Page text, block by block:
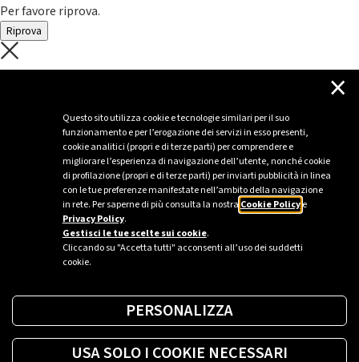
Questo sito utilizza cookie e tecnologie similari per il suo
funzionamento e per l’erogazione dei servizi in esso presenti,
cookie analitici (propri e di terze parti) per comprendere e
migliorare l’esperienza di navigazione dell’utente, nonché cookie
di profilazione (propri e di terze parti) per inviarti pubblicità in linea
con le tue preferenze manifestate nell’ambito della navigazione
in rete. Per saperne di più consulta la nostra Cookie Policye
Privacy Policy.
Gestisci le tue scelte sui cookie.
Cliccando su "Accetta tutti" acconsenti all’uso dei suddetti
cookie.
×
PERSONALIZZA
USA SOLO I COOKIE NECESSARI
Per favore riprova.
Riprova
C'è un problema con il recupero dei
Per favore riprova piú tardi
Sei un’azienda o una PA?
Trova la soluzione più giusta per te.
Richiedi una colonnina